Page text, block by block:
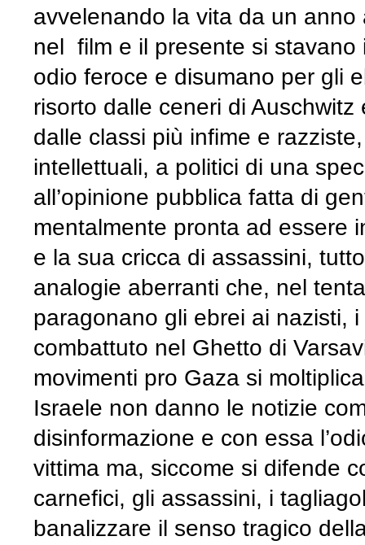
avvelenando la vita da un
nel film e il presente si
odio feroce e disumano per gli
risorto dalle ceneri di
dalle classi più infime e
intellettuali, a politici di una
all’opinione pubblica fatta di
mentalmente pronta ad essere
e la sua cricca di assassini,
analogie aberranti che, nel
paragonano gli ebrei ai nazisti,
combattuto nel Ghetto di
movimenti pro Gaza si
Israele non danno le notizie
disinformazione e con essa
vittima ma, siccome si difende
carnefici, gli assassini, i
banalizzare il senso tragico